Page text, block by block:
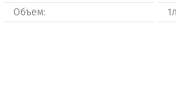
Объем: